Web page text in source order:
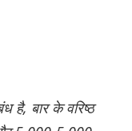
है, बार के वरिष्ठ